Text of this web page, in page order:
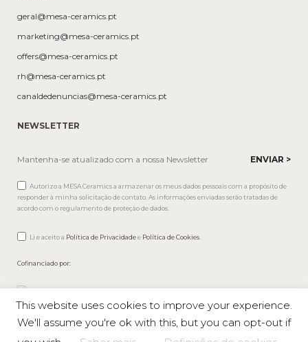
geral@mesa-ceramics.pt
marketing@mesa-ceramics.pt
offers@mesa-ceramics.pt
rh@mesa-ceramics.pt
canaldedenuncias@mesa-ceramics.pt
NEWSLETTER
Autorizo a MESA Ceramics a armazenar os meus dados pessoais com a propósito de
responder à minha solicitação de contato. As informações enviadas serão tratadas de
acordo com o regulamento de proteção de dados.
Li e aceito a Política de Privacidadee Política de Cookies
Cofinanciado por:
This website uses cookies to improve your experience.
We'll assume you're ok with this, but you can opt-out if